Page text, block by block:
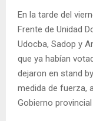
En la tarde del
Frente de Unidad
Udocba, Sadop y
que ya habían
dejaron en stand
medida de fuerza,
Gobierno